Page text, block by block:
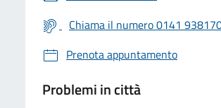
Chiama il numero 0141
Prenota appuntamento
Problemi in città